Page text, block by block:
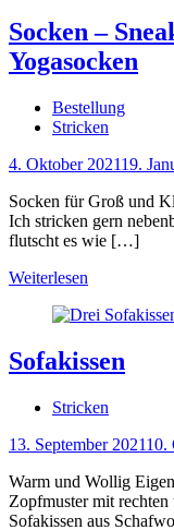
Socken –
Yogasocken
Bestellung
Stricken
4. Oktober 202119.
Socken für Groß und
Ich stricken gern
flutscht es wie […]
Weiterlesen
Sofakissen
Stricken
13. September 202110.
Warm und Wollig
Zopfmuster mit
Sofakissen aus